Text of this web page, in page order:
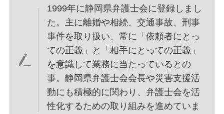
1999年に静岡県弁護士会に登録しまし
た。主に離婚や相続、交通事故、刑事
事件を取り扱い、常に「依頼者にとっ
ての正義」と「相手にとっての正義」
を意識して業務に当たっているとの
事。静岡県弁護士会会長や災害支援活
動にも積極的に関わり、弁護士会を活
性化するための取り組みを進めていま